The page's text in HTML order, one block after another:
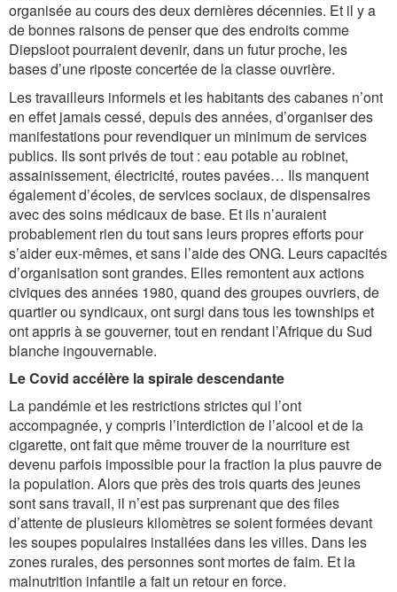
organisée au cours des deux dernières décennies. Et il y a
de bonnes raisons de penser que des endroits comme
Diepsloot pourraient devenir, dans un futur proche, les
bases d’une riposte concertée de la classe ouvrière.
Les travailleurs informels et les habitants des cabanes n’ont
en effet jamais cessé, depuis des années, d’organiser des
manifestations pour revendiquer un minimum de services
publics. Ils sont privés de tout : eau potable au robinet,
assainissement, électricité, routes pavées… Ils manquent
également d’écoles, de services sociaux, de dispensaires
avec des soins médicaux de base. Et ils n’auraient
probablement rien du tout sans leurs propres efforts pour
s’aider eux-mêmes, et sans l’aide des ONG. Leurs capacités
d’organisation sont grandes. Elles remontent aux actions
civiques des années 1980, quand des groupes ouvriers, de
quartier ou syndicaux, ont surgi dans tous les townships et
ont appris à se gouverner, tout en rendant l’Afrique du Sud
blanche ingouvernable.
Le Covid accélère la spirale descendante
La pandémie et les restrictions strictes qui l’ont
accompagnée, y compris l’interdiction de l’alcool et de la
cigarette, ont fait que même trouver de la nourriture est
devenu parfois impossible pour la fraction la plus pauvre de
la population. Alors que près des trois quarts des jeunes
sont sans travail, il n’est pas surprenant que des files
d’attente de plusieurs kilomètres se soient formées devant
les soupes populaires installées dans les villes. Dans les
zones rurales, des personnes sont mortes de faim. Et la
malnutrition infantile a fait un retour en force.